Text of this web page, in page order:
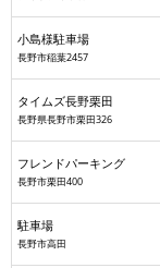
小島様駐車場
長野市稲葉2457
タイムズ長野栗田
長野県長野市栗田326
フレンドパーキング
長野市栗田400
駐車場
長野市高田